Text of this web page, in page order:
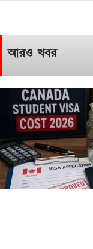
আরও খবর